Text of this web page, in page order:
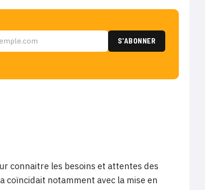
connaitre les besoins et attentes des
coïncidait notamment avec la mise en